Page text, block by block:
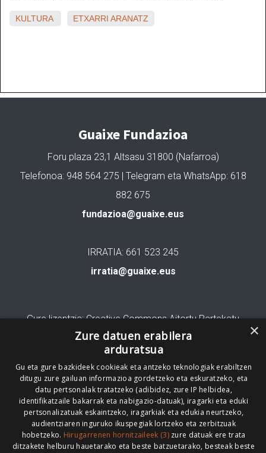
KULTURA ETXARRI ARANATZ
Guaixe Fundazioa
Foru plaza 23,1 Altsasu 31800 (Nafarroa)
Telefonoa: 948 564 275 | Telegram eta WhatsApp: 618
882 675
fundazioa@guaixe.eus
IRRATIA: 661 523 245
irratia@guaixe.eus
Gure lizentzia: Creative Commons Aitortu Partekatu
Codesyntaxek garatua
HONI BURUZ LEGE OHARRA PUBLIZITATEA
ARAUAK HARREMANETARAKO RSS
×
Zure datuen erabilera
arduratsua
Gu eta gure bazkideek cookieak eta antzeko teknologiak erabiltzen
ditugu zure gailuan informazioa gordetzeko eta eskuratzeko, eta
datu pertsonalak tratatzeko (adibidez, zure IP helbidea,
identifikatzaile bakarrak eta nabigazio-datuak), iragarki eta eduki
pertsonalizatuak eskaintzeko, iragarkiak eta edukia neurtzeko,
audientziaren inguruko ikuspegiak lortzeko eta zerbitzuak
hobetzeko. Hirugarrenen hornitzaileek (3)zure datuak ere trata
ditzakete helburu hauetarako eta beste batzuetarako, besteak beste